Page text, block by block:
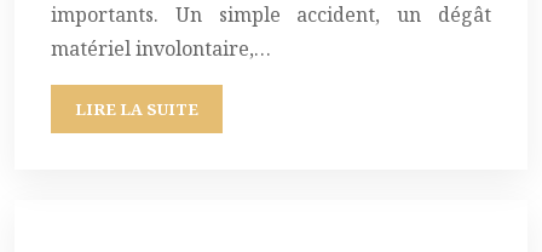
importants. Un simple accident, un dégât
matériel involontaire,…
LIRE LA SUITE